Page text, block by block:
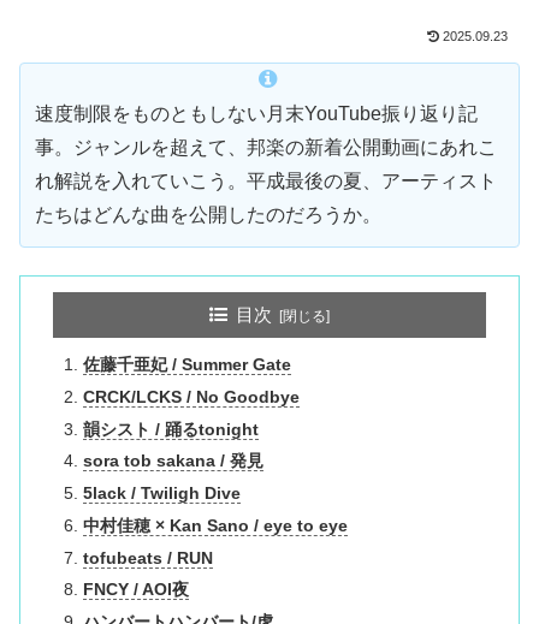
2025.09.23
速度制限をものともしない月末YouTube振り返り記
事。ジャンルを超えて、邦楽の新着公開動画にあれこ
れ解説を入れていこう。平成最後の夏、アーティスト
たちはどんな曲を公開したのだろうか。
目次
佐藤千亜妃 / Summer Gate
CRCK/LCKS / No Goodbye
韻シスト / 踊るtonight
sora tob sakana / 発見
5lack / Twiligh Dive
中村佳穂 × Kan Sano / eye to eye
tofubeats / RUN
FNCY / AOI夜